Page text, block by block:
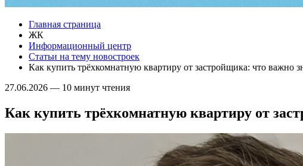
Главная страница
ЖК
Информационный центр
Статьи на тему новостроек
Как купить трёхкомнатную квартиру от застройщика: что важно
27.06.2026 — 10 минут чтения
Как купить трёхкомнатную квартиру от